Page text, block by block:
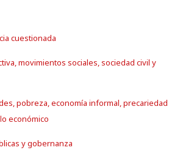
cuestionada
movimientos sociales, sociedad civil y
pobreza, economía informal, precariedad
económico
y gobernanza